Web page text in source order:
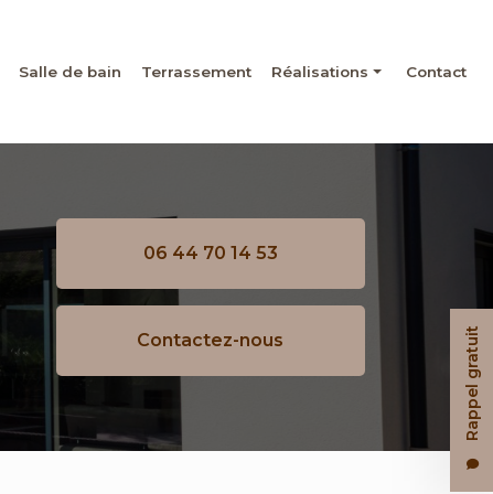
Rappel gratuit
Salle de bain Terrassement Réalisations
Salle de bain
Terrassement
Contact
06 44 70 14 53
Contactez-nous